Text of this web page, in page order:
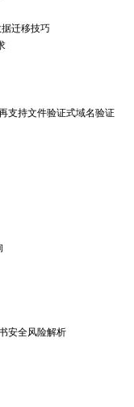
迁移技巧
支持文件验证式域名验证
安全风险解析